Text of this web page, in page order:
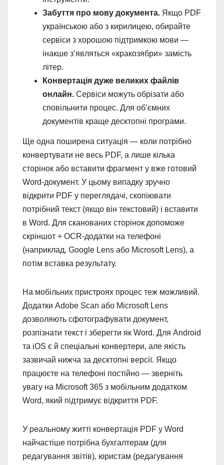
Забуття про мову документа. Якщо PDF
українською або з кирилицею, обирайте
сервіси з хорошою підтримкою мови —
інакше з’являться «кракозябри» замість
літер.
Конвертація дуже великих файлів
онлайн. Сервіси можуть обрізати або
сповільнити процес. Для об’ємних
документів краще десктопні програми.
Ще одна поширена ситуація — коли потрібно
конвертувати не весь PDF, а лише кілька
сторінок або вставити фрагмент у вже готовий
Word-документ. У цьому випадку зручно
відкрити PDF у переглядачі, скопіювати
потрібний текст (якщо він текстовий) і вставити
в Word. Для сканованих сторінок допоможе
скріншот + OCR-додатки на телефоні
(наприклад, Google Lens або Microsoft Lens), а
потім вставка результату.
На мобільних пристроях процес теж можливий.
Додатки Adobe Scan або Microsoft Lens
дозволяють сфотографувати документ,
розпізнати текст і зберегти як Word. Для Android
та iOS є й спеціальні конвертери, але якість
зазвичай нижча за десктопні версії. Якщо
працюєте на телефоні постійно — зверніть
увагу на Microsoft 365 з мобільним додатком
Word, який підтримує відкриття PDF.
У реальному житті конвертація PDF у Word
найчастіше потрібна бухгалтерам (для
редагування звітів), юристам (редагування